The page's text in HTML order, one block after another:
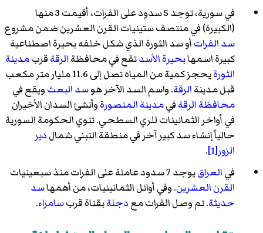
في سورية، توجد 5 سدود على الفرات، أقيمت 3 منها
(الكبيرة) في منتصف ستينيات القرن العشرين ضمن مشروع
سد الفراتأوسد الثورةالذي شكل خلفه بحيرة اصطناعية
كبيرة اسمهابحيرة الأسدتقع في محافظةالرقةقربمدينة
الثورة
يحجز كمية من المياه تصل إلى 11.6 مليار متر مكعب
قبل مدينةالرقة. واسم السد الآخر هوسد البعثويقع في
محافظة الرقةفيمدينة المنصورةوأنشئ السدان الأخيران
في أواخر الثمانينات للري السطحي. تنوي الحكومة السورية
حالياً إنشاء سد كبير آخر في منطقة التبني شمالدير
الزور[1]
.
فيالعراقيوجد 7 سدود عاملة على الفرات منذ سبعينيات
القرن العشرين. وفي أوائل الثمانينيات، من أهمهاسد
حديثة. تم وصل الفرات معدجلةبقناة قربسامراء.